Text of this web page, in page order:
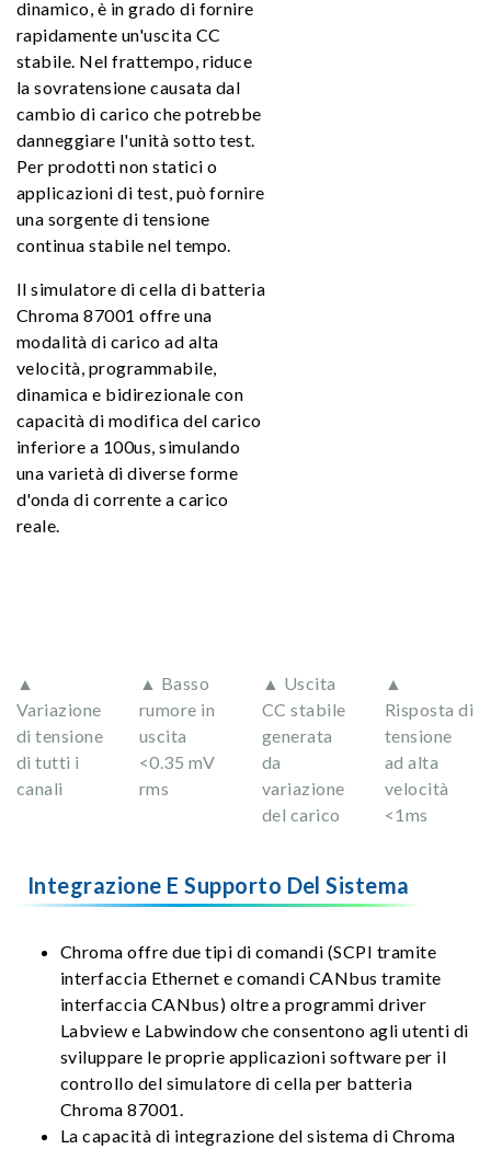
dinamico, è in grado di fornire
rapidamente un'uscita CC
stabile. Nel frattempo, riduce
la sovratensione causata dal
cambio di carico che potrebbe
danneggiare l'unità sotto test.
Per prodotti non statici o
applicazioni di test, può fornire
una sorgente di tensione
continua stabile nel tempo.
Il simulatore di cella di batteria
Chroma 87001 offre una
modalità di carico ad alta
velocità, programmabile,
dinamica e bidirezionale con
capacità di modifica del carico
inferiore a 100us, simulando
una varietà di diverse forme
d'onda di corrente a carico
reale.
▲
Variazione
di tensione
di tutti i
canali
▲ Basso
rumore in
uscita
<0.35 mV
rms
▲ Uscita
CC stabile
generata
da
variazione
del carico
▲
Risposta di
tensione
ad alta
velocità
<1ms
Integrazione E Supporto Del Sistema
Chroma offre due tipi di comandi (SCPI tramite
interfaccia Ethernet e comandi CANbus tramite
interfaccia CANbus) oltre a programmi driver
Labview e Labwindow che consentono agli utenti di
sviluppare le proprie applicazioni software per il
controllo del simulatore di cella per batteria
Chroma 87001.
La capacità di integrazione del sistema di Chroma